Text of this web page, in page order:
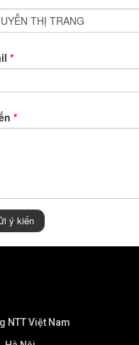
*
*
ý kiến
NTT Việt Nam